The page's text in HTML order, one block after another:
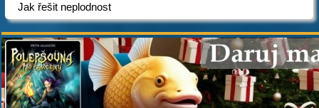
Jak řešit neplodnost